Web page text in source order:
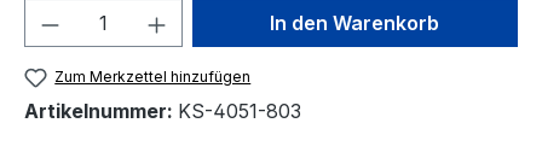
Produkt Anzahl: Gib denIn den Warenkorb
Zum Merkzettel hinzufügen
Artikelnummer: KS-4051-803